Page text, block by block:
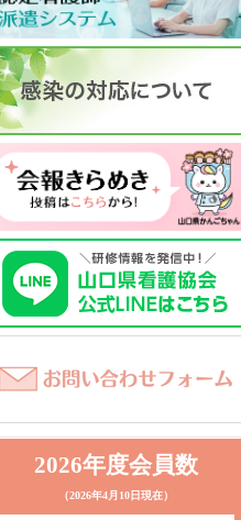
2026年度会員数
（2026年4月10日現在）